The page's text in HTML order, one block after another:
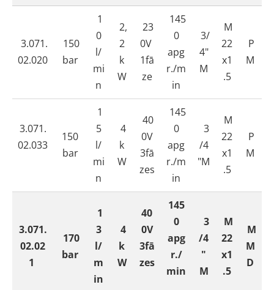
3.071.
02.020
150
bar
1
0
l/
mi
n
2,
2
k
W
23
0V
1fā
ze
145
0
apg
r./m
in
3/
4"
M
M
22
x1
.5
P
M
3.071.
02.033
150
bar
1
5
l/
mi
n
4
k
W
40
0V
3fā
zes
145
0
apg
r./m
in
3
/4
"M
M
22
x1
.5
P
M
3.071.
02.02
1
170
bar
1
3
l/
m
in
4
k
W
40
0V
3fā
zes
145
0
apg
r./
min
3
/4
"
M
M
22
x1
.5
M
M
D